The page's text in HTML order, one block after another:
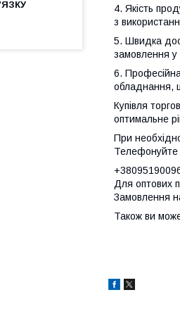
4. Якість
з
5. Швидка
замовлення у
6. Професійна
обладнання,
Купівля
оптимальне
При
Телефонуйте
Для оптових
Замовлення
Також ви